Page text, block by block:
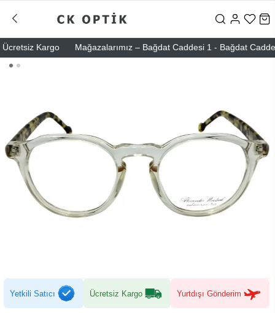
Kargo Mağazalarımız – Bağdat Caddesi 1 - Bağdat
Yetkili Satıcı Ücretsiz Kargo Yurtdışı Gönderim